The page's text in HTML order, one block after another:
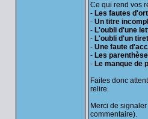
Ce qui rend vos
- Les fautes
- Un titre
- L'oubli d'une
- L'oubli d'un tiret
- Une faute
- Les
- Le manque de
Faites donc
relire.
Merci de
commentaire).